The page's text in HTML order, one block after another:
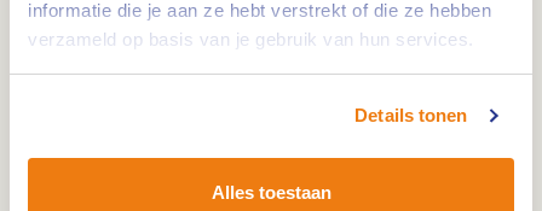
informatie die je aan ze hebt verstrekt of die ze hebben
verzameld op basis van je gebruik van hun services.
Details tonen
Alles toestaan
Bij de diverse beachclubs rondom de
einde van de dag nog zin hebben in een lekkere
versnapering dan kun je ambachtelijk ijs en